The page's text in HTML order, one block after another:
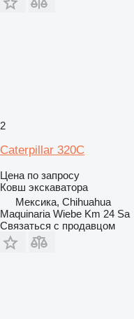
2
Caterpillar 320C
Цена по запросу
Ковш экскаватора
Мексика, Chihuahua
Maquinaria Wiebe Km 24 Sa
Связаться с продавцом